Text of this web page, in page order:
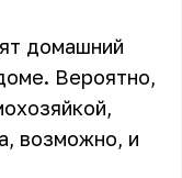
домашний
Вероятно,
возможно, и